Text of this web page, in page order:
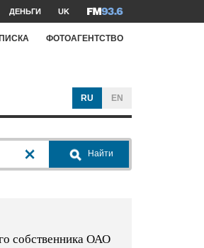
ДЕНЬГИ UK
ФОТОАГЕНТСТВО
RU EN
Найти
собственника ОАО